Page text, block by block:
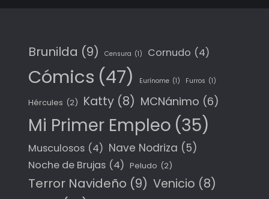
Brunilda (9) Censura (1) Cornudo (4)
Cómics (47) Eurínome (1) Furros (1)
Hércules (2) Katty (8) MCNánimo (6)
Mi Primer Empleo (35)
Musculosos (4) Nave Nodriza (5)
Noche de Brujas (4) Peludo (2)
Terror Navideño (9) Venicio (8)